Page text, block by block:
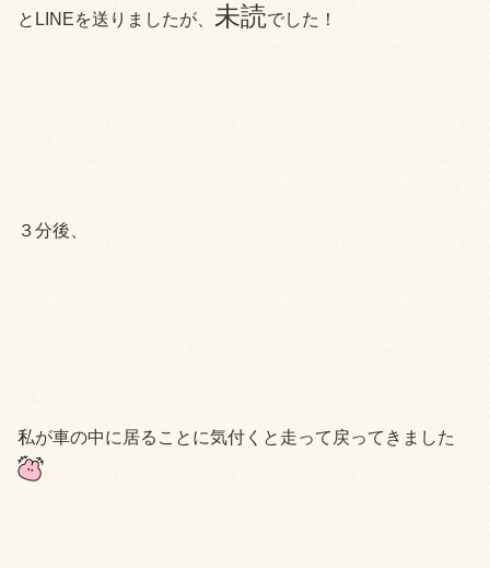
とLINEを送りましたが、 未読でした！
３分後、
私が車の中に居ることに気付くと走って戻ってきました